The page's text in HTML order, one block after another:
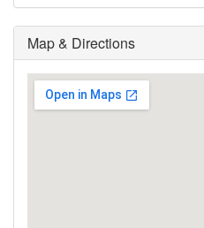
Map & Directions